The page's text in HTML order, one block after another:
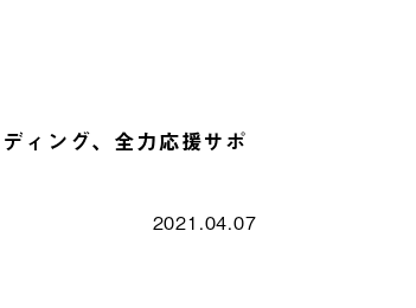
ィング、全力応援サポ
2021.04.07